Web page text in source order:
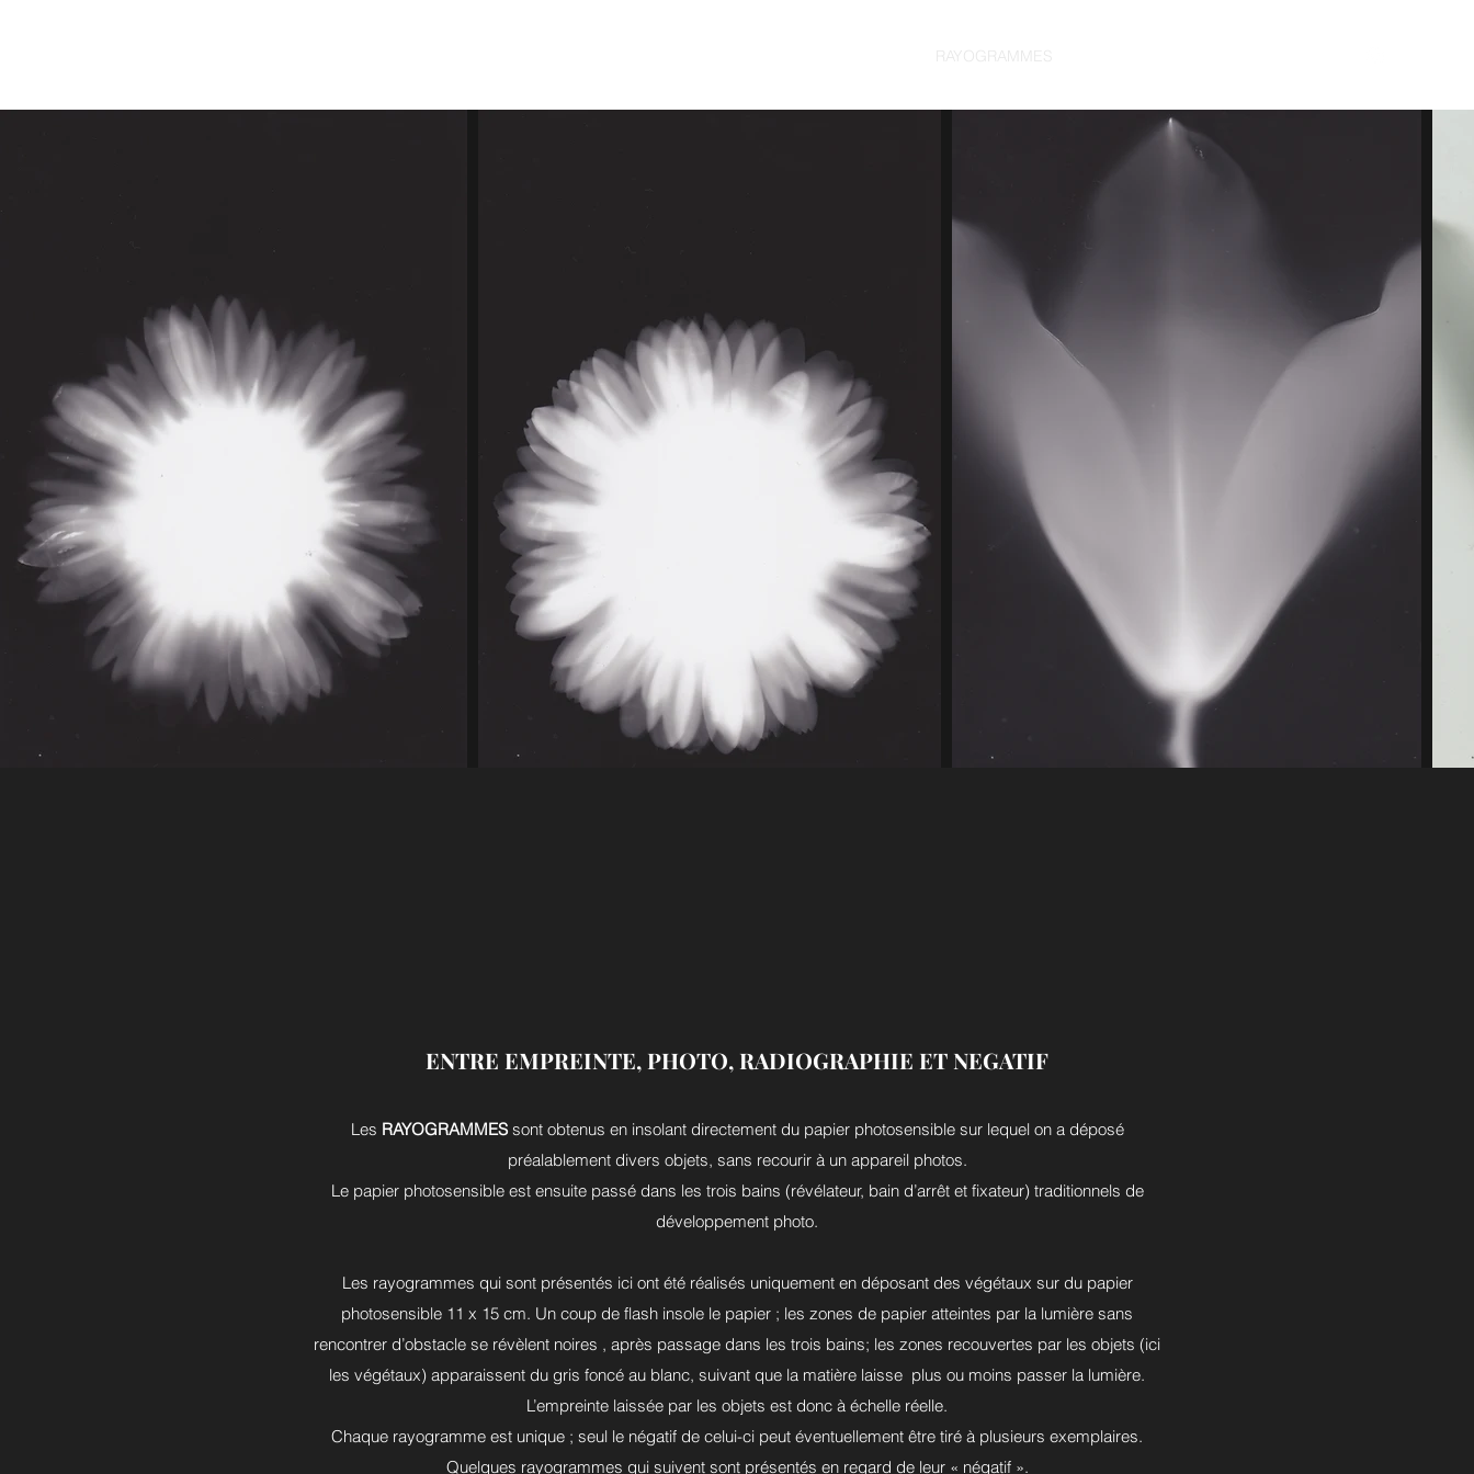
RAYOGRAMMES
ENTRE EMPREINTE, PHOTO, RADIOGRAPHIE ET NEGATIF
Les RAYOGRAMMESsont obtenus en insolant directement du papier photosensible sur lequel on a déposé
préalablement divers objets, sans recourir à un appareil photos.
Le papier photosensible est ensuite passé dans les trois bains (révélateur, bain d’arrêt et fixateur) traditionnels de
développement photo.
Les rayogrammes qui sont présentés ici ont été réalisés uniquement en déposant des végétaux sur du papier
photosensible 11 x 15 cm. Un coup de flash insole le papier ; les zones de papier atteintes par la lumière sans
rencontrer d’obstacle se révèlent noires , après passage dans les trois bains; les zones recouvertes par les objets (ici
les végétaux) apparaissent du gris foncé au blanc, suivant que la matière laisse plus ou moins passer la lumière.
L’empreinte laissée par les objets est donc à échelle réelle.
Chaque rayogramme est unique ; seul le négatif de celui-ci peut éventuellement être tiré à plusieurs exemplaires.
Quelques rayogrammes qui suivent sont présentés en regard de leur « négatif ».